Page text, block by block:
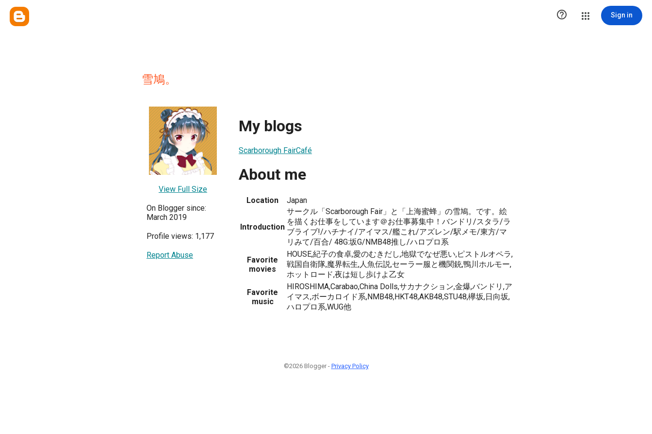
 Sign in
雪鳩。
View Full Size
On Blogger since:
March 2019
Profile views: 1,177
Report Abuse
My blogs
Scarborough FairCafé
About me
Location Japan
Introduction
サークル「Scarborough Fair」と「上海蜜蜂」の雪鳩。です。絵
を描くお仕事をしています＠お仕事募集中！バンドリ/スタラ/ラ
ブライブ!/ハチナイ/アイマス/艦これ/アズレン/駅メモ/東方/マ
リみて/百合/ 48G:坂G/NMB48推し/ハロプロ系
Favorite
movies
HOUSE,紀子の食卓,愛のむきだし,地獄でなぜ悪い,ピストルオペラ,
戦国自衛隊,魔界転生,人魚伝説,セーラー服と機関銃,鴨川ホルモー,
ホットロード,夜は短し歩けよ乙女
Favorite
music
HIROSHIMA,Carabao,China Dolls,サカナクション,金爆,バンドリ,ア
イマス,ボーカロイド系,NMB48,HKT48,AKB48,STU48,欅坂,日向坂,
ハロプロ系,WUG他
©2026 Blogger - Privacy Policy